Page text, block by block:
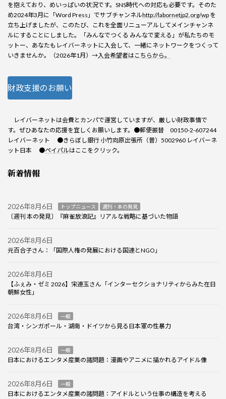
を抱えており、めいっぱいの状況です。SNS時代への対応も必要です。そのた
め2024年3月に「Word Press」でサブチャンネルhttp://labornetjp2.org/wp を
立ち上げましたが、このたび、これを全面リニューアルしてメインチャンネ
ルにすることにしました。「みんなでつくる みんなで変える」が私たちのモ
ットー、あなたもレイバーネットに入会して、一緒にネットワークをつくって
いきませんか。（2026年1月）→入会希望者はこちらから。
財政支援のお願い
レイバーネットは会費とカンパで運営していますが、厳しい財政事情で
す。ぜひあなたの応援を宜しくお願いします。●郵便振替 00150-2-607244
レイバーネット ●きらぼし銀行 小竹向原出張所（普）5002960 レイバーネ
ット日本 ●ペイパルはここをクリック。
新着情報
2026年8月6日 トップニュース 週刊・本の発見
〔週刊 本の発見〕『麻雀放浪記』リアルな戦略に基づいた物語
2026年8月6日
元百合子さん：「国際人権の発展における国連とNGO」
2026年8月6日
【ふぇみ・ゼミ 2026】宋連玉さん「インターセクショナリティからみた在日
朝鮮女性」
2026年8月6日 一般
台湾・シンガポール・湖南・ドイツから見る日本軍の性暴力
2026年8月6日 一般
日本におけるエンタメ産業の諸問題：漫画やアニメに描かれるアイドル像
2026年8月6日 一般
日本におけるエンタメ産業の諸問題：アイドルという仕事の構造を考える